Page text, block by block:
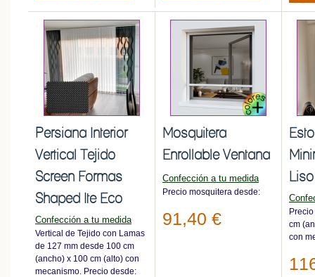
Persiana Interior
Vertical Tejido
Screen Formas
Shaped Ite Eco
Confección a tu medida
Vertical de Tejido con Lamas
de 127 mm desde 100 cm
(ancho) x 100 cm (alto) con
mecanismo. Precio desde:
Mosquitera
Enrollable Ventana
Confección a tu medida
Precio mosquitera desde:
91,40 €
cm
con